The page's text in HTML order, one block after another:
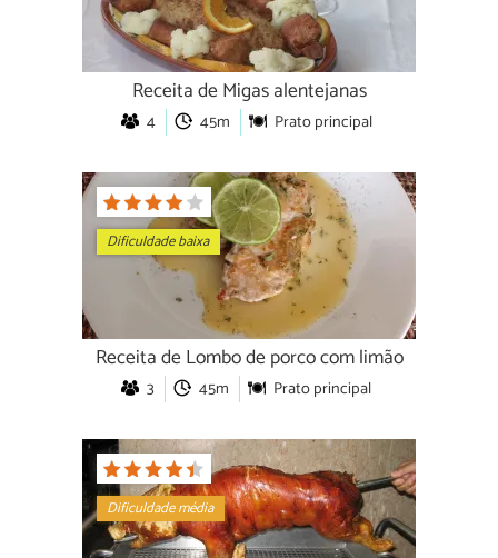
Receita de Migas alentejanas
4 45m Prato principal
Dificuldade baixa
Receita de Lombo de porco com limão
3 45m Prato principal
Dificuldade média